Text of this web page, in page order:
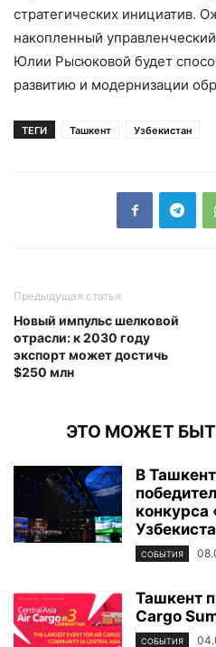
стратегических инициатив.
накопленный
Юлии Рысюковой будет
развитию и модернизации
ТЕГИ Ташкент Узбекистан
Предыдущая статья
Новый импульс шелковой
отрасли: к 2030 году
экспорт может достичь
$250 млн
ЭТО МОЖЕТ
В
конкурса
СОБЫТИЯ
Ташкент
Cargo
СОБЫТИЯ